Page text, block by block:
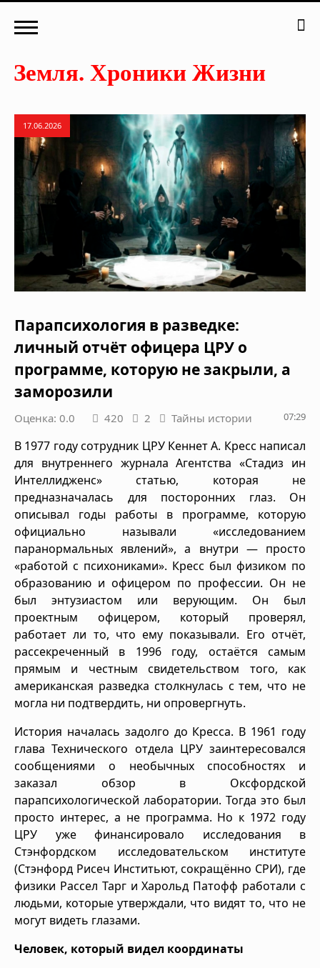
17.06.2026
Парапсихология в разведке:
личный отчёт офицера ЦРУ о
программе, которую не закрыли, а
заморозили
Оценка: 0.0 420 2 Тайны истории 07:29
В 1977 году сотрудник ЦРУ Кеннет А. Кресс написал
для внутреннего журнала Агентства «Стадиз ин
Интеллидженс» статью, которая не
предназначалась для посторонних глаз. Он
описывал годы работы в программе, которую
официально называли «исследованием
паранормальных явлений», а внутри — просто
«работой с психониками». Кресс был физиком по
образованию и офицером по профессии. Он не
был энтузиастом или верующим. Он был
проектным офицером, который проверял,
работает ли то, что ему показывали. Его отчёт,
рассекреченный в 1996 году, остаётся самым
прямым и честным свидетельством того, как
американская разведка столкнулась с тем, что не
могла ни подтвердить, ни опровергнуть.
История началась задолго до Кресса. В 1961 году
глава Технического отдела ЦРУ заинтересовался
сообщениями о необычных способностях и
заказал обзор в Оксфордской
парапсихологической лаборатории. Тогда это был
просто интерес, а не программа. Но к 1972 году
ЦРУ уже финансировало исследования в
Стэнфордском исследовательском институте
(Стэнфорд Рисеч Инститьют, сокращённо СРИ), где
физики Рассел Тарг и Харольд Патофф работали с
людьми, которые утверждали, что видят то, что не
могут видеть глазами.
Человек, который видел координаты